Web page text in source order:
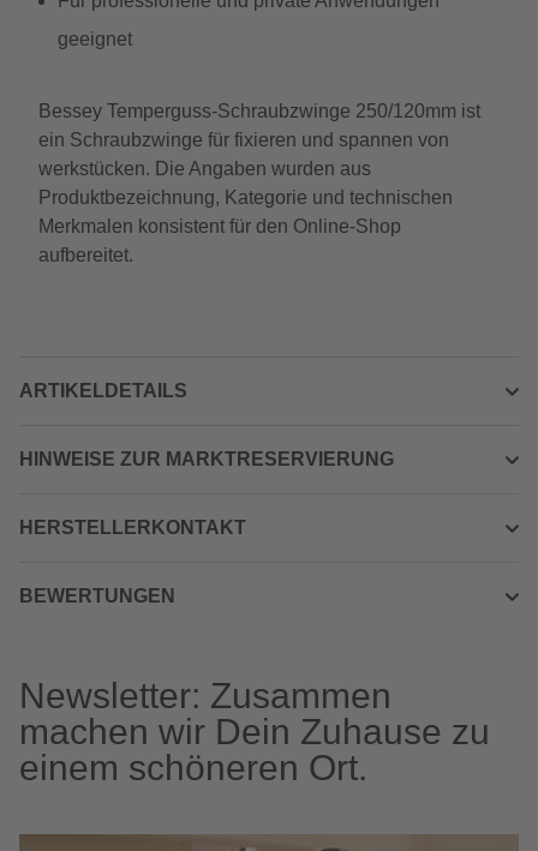
geeignet
Bessey Temperguss-Schraubzwinge 250/120mm ist
ein Schraubzwinge für fixieren und spannen von
werkstücken. Die Angaben wurden aus
Produktbezeichnung, Kategorie und technischen
Merkmalen konsistent für den Online-Shop
aufbereitet.
ARTIKELDETAILS
HINWEISE ZUR MARKTRESERVIERUNG
HERSTELLERKONTAKT
BEWERTUNGEN
Newsletter: Zusammen
machen wir Dein Zuhause zu
einem schöneren Ort.